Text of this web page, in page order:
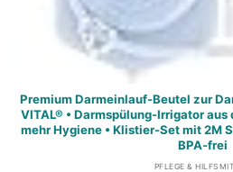
Premium Darmeinlauf-Beutel zur
VITAL® • Darmspülung-Irrigator
mehr Hygiene • Klistier-Set mit 2M
BPA-frei
PFLEGE &